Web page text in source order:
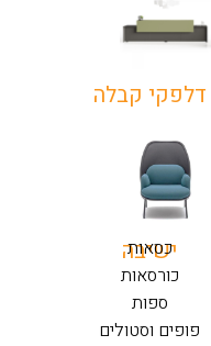
דלפקי קבלה
ישיבה
כסאות
כורסאות
ספות
פופים וסטולים